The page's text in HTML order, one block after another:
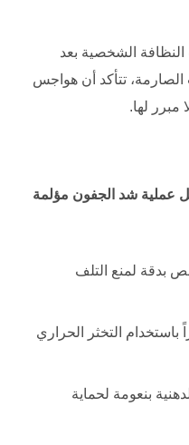
الشخصية بعد
الصارمة، تتأكد أن هواجس
مبرر لها.
عملية شد الجفون مؤلمة
بدقة لمنع التلف
باستخدام التخثر الحراري
بنعومة لحماية